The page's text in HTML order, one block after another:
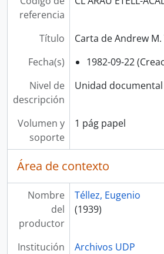
referencia
Título
Carta de Andrew
Fecha(s)
1982-09-22
Nivel de
descripción
Unidad
Volumen y
soporte
1 pág papel
Área de contexto
Nombre
del
productor
Téllez, Eugenio
(1939)
Institución
Archivos UDP